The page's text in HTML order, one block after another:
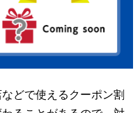
どで使えるクーポン割